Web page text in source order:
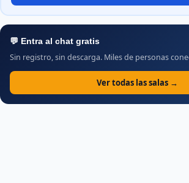
💬 Entra al chat gratis
Sin registro, sin descarga. Miles de personas
Ver todas las salas →